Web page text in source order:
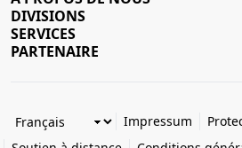
DIVISIONS
SERVICES
PARTENAIRE
Impressum